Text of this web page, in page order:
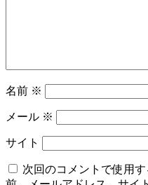
名前 ※
メール ※
サイト
次回のコメントで使用